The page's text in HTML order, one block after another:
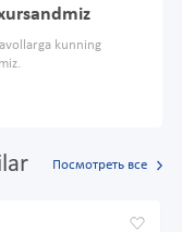
kunning
Посмотреть все